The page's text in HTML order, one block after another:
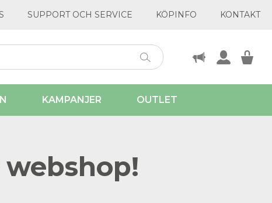
SUPPORT OCH SERVICE KÖPINFO KONTAKT
KAMPANJER OUTLET